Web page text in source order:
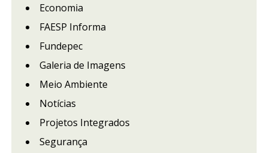
Economia
FAESP Informa
Fundepec
Galeria de Imagens
Meio Ambiente
Notícias
Projetos Integrados
Segurança